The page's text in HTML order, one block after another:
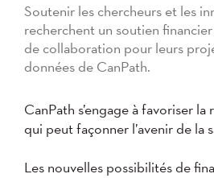
Soutenir les chercheurs et les
recherchent un soutien
de collaboration pour leurs
données de CanPath.
CanPath s’engage à favoriser
qui peut façonner l’avenir de la
Les nouvelles possibilités de